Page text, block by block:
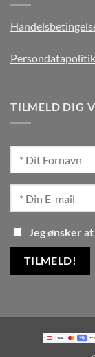
Persondatapolitik
TILMELD DIG
Jeg ønsker